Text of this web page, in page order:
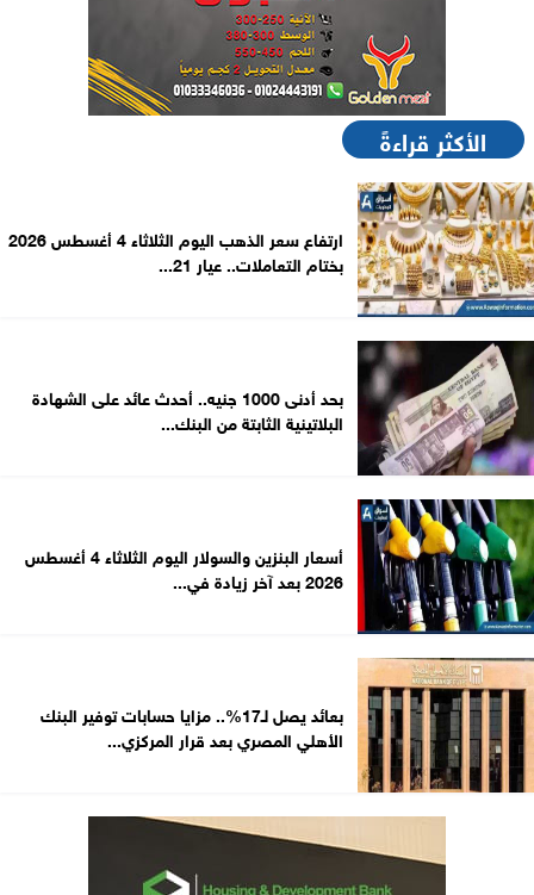
الأكثر قراءةً
ارتفاع سعر الذهب اليوم الثلاثاء 4 أغسطس 2026
بختام التعاملات.. عيار 21...
بحد أدنى 1000 جنيه.. أحدث عائد على الشهادة
البلاتينية الثابتة من البنك...
أسعار البنزين والسولار اليوم الثلاثاء 4 أغسطس
2026 بعد آخر زيادة في...
بعائد يصل لـ17%.. مزايا حسابات توفير البنك
الأهلي المصري بعد قرار المركزي...